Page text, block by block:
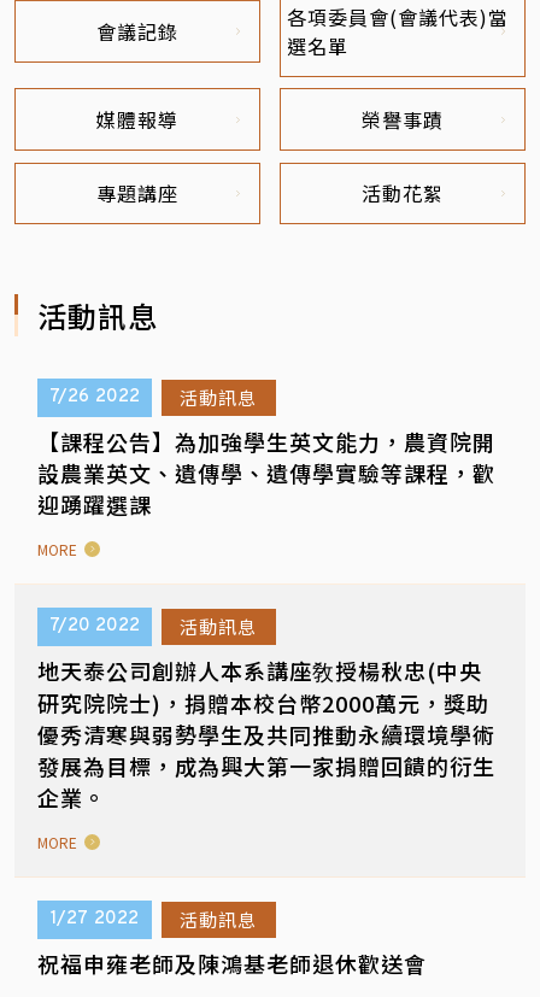
會議記錄
各項委員會(會議代表)當
選名單
媒體報導 榮譽事蹟
專題講座 活動花絮
活動訊息
7/26 2022 活動訊息
【課程公告】為加強學生英文能力，農資院開
設農業英文、遺傳學、遺傳學實驗等課程，歡
迎踴躍選課
MORE
7/20 2022 活動訊息
地天泰公司創辦人本系講座敎授楊秋忠(中央
研究院院士)，捐贈本校台幣2000萬元，獎助
優秀清寒與弱勢學生及共同推動永續環境學術
發展為目標，成為興大第一家捐贈回饋的衍生
企業。
MORE
1/27 2022 活動訊息
祝福申雍老師及陳鴻基老師退休歡送會